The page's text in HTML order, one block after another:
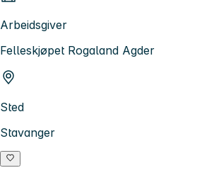
Arbeidsgiver
Felleskjøpet Rogaland Agder
Sted
Stavanger